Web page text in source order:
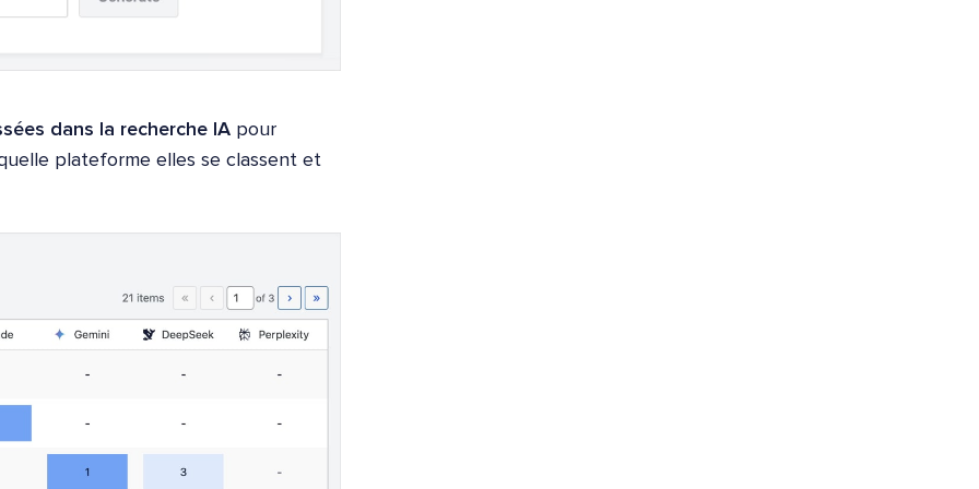
dans la recherche IA pour
plateforme elles se classent et